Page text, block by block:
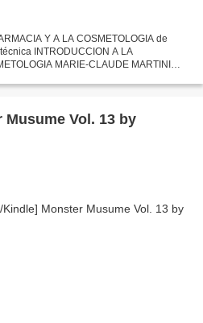
Y A LA COSMETOLOGIA de
INTRODUCCION A LA
MARIE-CLAUDE MARTINI
Vol. 13 by